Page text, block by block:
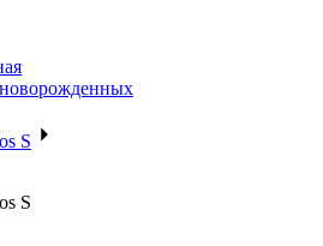
S
S